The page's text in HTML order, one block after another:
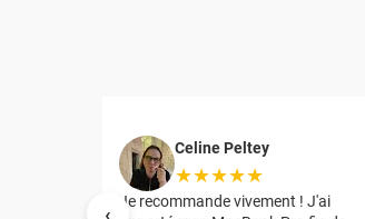
‹
Celine Peltey
★★★★★
Je recommande vivement ! J'ai